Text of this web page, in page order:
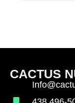
CACTUS